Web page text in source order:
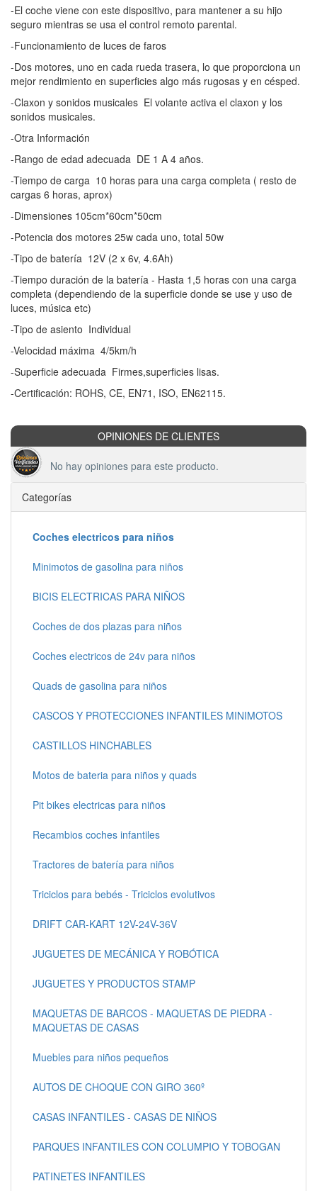
-El coche viene con este dispositivo, para mantener a su hijo
seguro mientras se usa el control remoto parental.
-Funcionamiento de luces de faros
-Dos motores, uno en cada rueda trasera, lo que proporciona un
mejor rendimiento en superficies algo más rugosas y en césped.
-Claxon y sonidos musicales ­ El volante activa el claxon y los
sonidos musicales.
-Otra Información
-Rango de edad adecuada ­ DE 1 A 4 años.
-Tiempo de carga ­ 10 horas para una carga completa ( resto de
cargas 6 horas, aprox)
-Dimensiones 105cm*60cm*50cm
-Potencia dos motores 25w cada uno, total 50w
-Tipo de batería ­ 12V (2 x 6v, 4.6Ah)
-Tiempo duración de la batería - Hasta 1,5 horas con una carga
completa (dependiendo de la superficie donde se use y uso de
luces, música etc)
-Tipo de asiento ­ Individual
-Velocidad máxima ­ 4/5km/h
-Superficie adecuada ­ Firmes,superficies lisas.
-Certificación: ROHS, CE, EN71, ISO, EN62115.
OPINIONES DE CLIENTES
No hay opiniones para este producto.
Categorías
Coches electricos para niños
Minimotos de gasolina para niños
BICIS ELECTRICAS PARA NIÑOS
Coches de dos plazas para niños
Coches electricos de 24v para niños
Quads de gasolina para niños
CASCOS Y PROTECCIONES INFANTILES MINIMOTOS
CASTILLOS HINCHABLES
Motos de bateria para niños y quads
Pit bikes electricas para niños
Recambios coches infantiles
Tractores de batería para niños
Triciclos para bebés - Triciclos evolutivos
DRIFT CAR-KART 12V-24V-36V
JUGUETES DE MECÁNICA Y ROBÓTICA
JUGUETES Y PRODUCTOS STAMP
MAQUETAS DE BARCOS - MAQUETAS DE PIEDRA -
MAQUETAS DE CASAS
Muebles para niños pequeños
AUTOS DE CHOQUE CON GIRO 360º
CASAS INFANTILES - CASAS DE NIÑOS
PARQUES INFANTILES CON COLUMPIO Y TOBOGAN
PATINETES INFANTILES